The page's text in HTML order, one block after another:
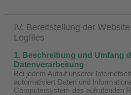
IV. Bereitstellung der
Logfiles
1. Beschreibung und Umfang
Datenverarbeitung
Bei jedem Aufruf unserer
automatisiert Daten und
Computersystem des aufrufenden